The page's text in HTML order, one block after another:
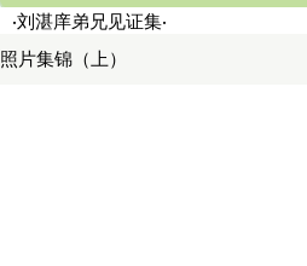
​·刘湛庠弟兄见证集·
​照片集锦（上）